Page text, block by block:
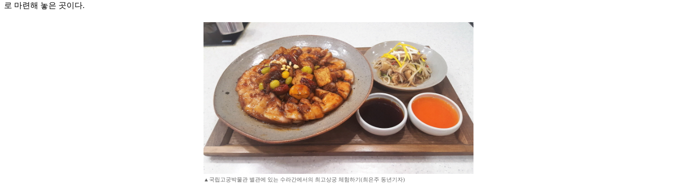
로 마련해 놓은 곳이다.
▲국립고궁박물관 별관에 있는 수라간에서의 최고상궁 체험하기(최은주 동년기자)